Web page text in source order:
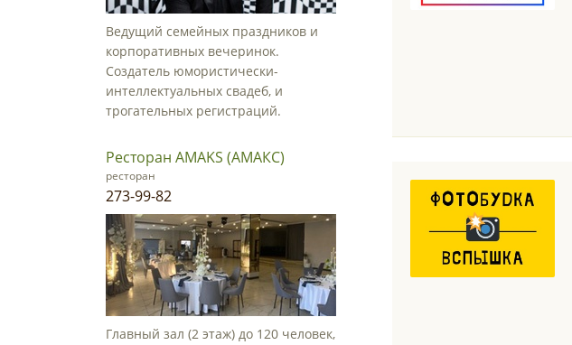
Ведущий семейных праздников и
корпоративных вечеринок.
Создатель юмористически-
интеллектуальных свадеб, и
трогательных регистраций.
Ресторан AMAKS (АМАКС)
ресторан
273-99-82
Главный зал (2 этаж) до 120 человек,